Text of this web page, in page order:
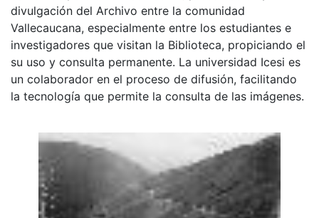
divulgación del Archivo entre la comunidad
Vallecaucana, especialmente entre los estudiantes e
investigadores que visitan la Biblioteca, propiciando el
su uso y consulta permanente. La universidad Icesi es
un colaborador en el proceso de difusión, facilitando
la tecnología que permite la consulta de las imágenes.